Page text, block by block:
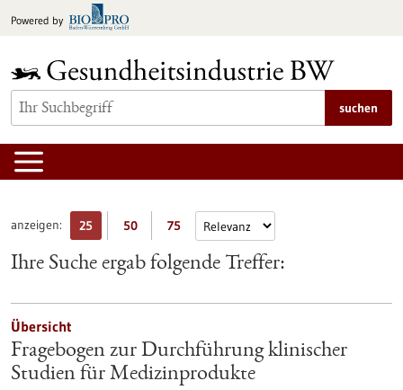
Inhalt
Powered by
suchen
anzeigen: 25 50 75
Ihre Suche ergab folgende Treffer:
Übersicht
Fragebogen zur Durchführung klinischer
Studien für Medizinprodukte